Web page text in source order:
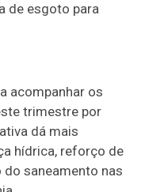
de esgoto para
acompanhar os
trimestre por
dá mais
hídrica, reforço de
saneamento nas